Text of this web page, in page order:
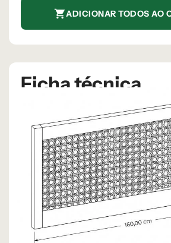
ADICIONAR TODOS AO
Ficha técnica